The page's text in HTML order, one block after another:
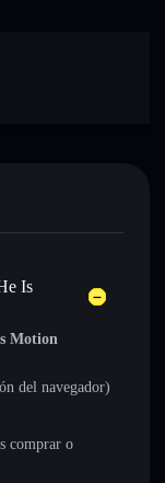
Is
Motion
del navegador)
comprar o